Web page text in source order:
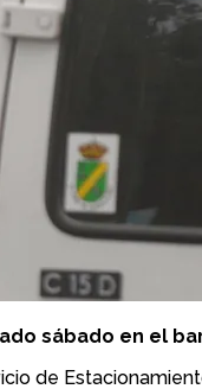
sábado en el
de